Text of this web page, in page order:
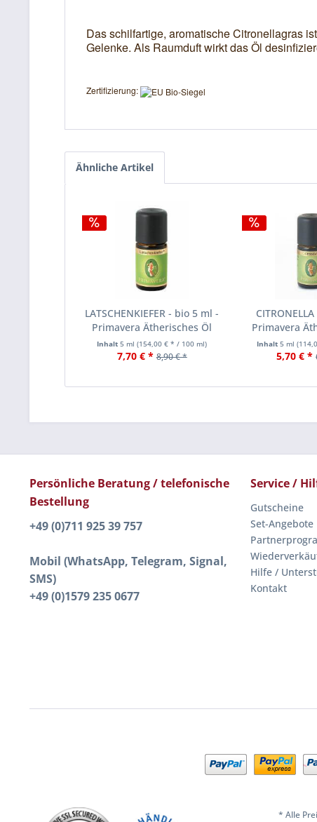
Das schilfartige, aromatische Citronellagras
Gelenke. Als Raumduft wirkt das Öl
Zertifizierung:
Ähnliche Artikel
LATSCHENKIEFER - bio 5 ml -
Primavera Ätherisches Öl
Inhalt5 ml(154,00 € * / 100 ml)
7,70 € * 8,90 € *
Primavera
Inhalt 5 ml
5,70 € *
Persönliche Beratung / telefonische
Bestellung
+49 (0)711 925 39 757
Mobil (WhatsApp, Telegram, Signal,
SMS)
+49 (0)1579 235 0677
Service /
Gutscheine
Set-Angebote
Hilfe /
Kontakt
* Alle